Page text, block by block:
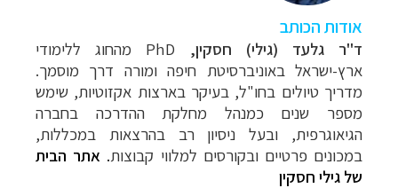
אודות הכותב
ד"ר גלעד (גילי) חסקין,
PhD מהחוג ללימודי
ארץ-ישראל באוניברסיטת חיפה ומורה דרך מוסמך.
מדריך טיולים בחו"ל, בעיקר בארצות אקזוטיות, שימש
מספר שנים כמנהל מחלקת ההדרכה בחברה
הגיאוגרפית, ובעל ניסיון רב בהרצאות במכללות,
במכונים פרטיים ובקורסים למלווי קבוצות. אתר הבית
של גילי חסקין